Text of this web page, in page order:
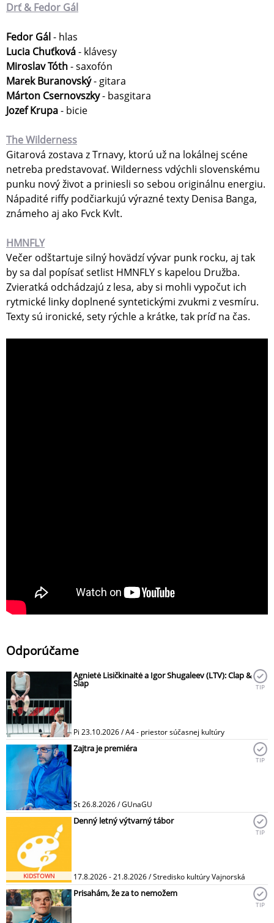
Drť & Fedor Gál
Fedor Gál- hlas
Lucia Chuťková- klávesy
Miroslav Tóth- saxofón
Marek Buranovský- gitara
Márton Csernovszky- basgitara
Jozef Krupa- bicie
The Wilderness
Gitarová zostava z Trnavy, ktorú už na lokálnej scéne
netreba predstavovať. Wilderness vdýchli slovenskému
punku nový život a priniesli so sebou originálnu energiu.
Nápadité riffy podčiarkujú výrazné texty Denisa Banga,
známeho aj ako Fvck Kvlt.
HMNFLY
Večer odštartuje silný hovädzí vývar punk rocku, aj tak
by sa dal popísať setlist HMNFLY s kapelou Družba.
Zvieratká odchádzajú z lesa, aby si mohli vypočut ich
rytmické linky doplnené syntetickými zvukmi z vesmíru.
Texty sú ironické, sety rýchle a krátke, tak príď na čas.
Odporúčame
Agnietė Lisičkinaitė a Igor Shugaleev (LTV): Clap &
Slap
Pi 23.10.2026 / A4 - priestor súčasnej kultúry
TIP
Zajtra je premiéra
St 26.8.2026 / GUnaGU
TIP
KIDSTOWN
Denný letný výtvarný tábor
17.8.2026 - 21.8.2026 / Stredisko kultúry Vajnorská
TIP
Prisahám, že za to nemožem
TIP